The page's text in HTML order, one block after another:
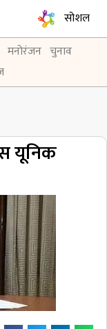
सोशल
मनोरंजन चुनाव
यूनिक